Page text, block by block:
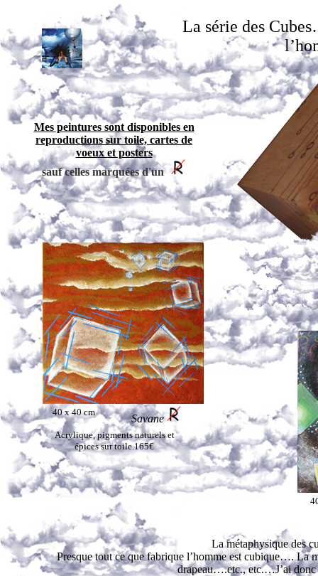
La série des
Mes peintures sont disponibles en
reproductions sur toile, cartes de
voeux et posters
sauf celles marquées d'un
Savane
40 x 40 cm
Acrylique, pigments naturels et
épices sur toile.165€
La métaphysique des
Presque tout ce que fabrique l’homme est cubique…. La
drapeau….etc., etc.…J’ai donc